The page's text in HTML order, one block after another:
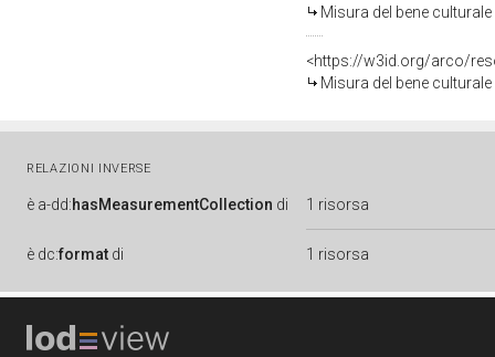
Misura del bene
<https://w3id.org/arco/
Misura del bene
RELAZIONI INVERSE
è a-dd:hasMeasurementCollection di 1 risorsa
è dc:format di 1 risorsa